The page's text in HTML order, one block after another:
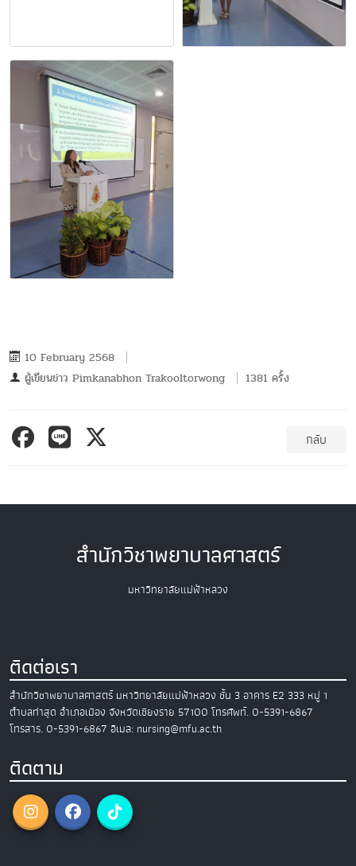
10 February 2568
ผู้เขียนข่าว Pimkanabhon Trakooltorwong 1381 ครั้ง
กลับ
สำนักวิชาพยาบาลศาสตร์
มหาวิทยาลัยแม่ฟ้าหลวง
ติดต่อเรา
สำนักวิชาพยาบาลศาสตร์ มหาวิทยาลัยแม่ฟ้าหลวง ชั้น 3 อาคาร E2 333 หมู่ 1
ตำบลท่าสุด อำเภอเมือง จังหวัดเชียงราย 57100 โทรศัพท์. 0-5391-6867
โทรสาร. 0-5391-6867 อีเมล: nursing@mfu.ac.th
ติดตาม